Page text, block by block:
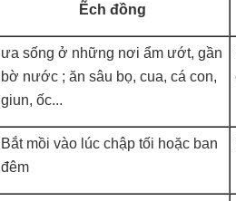
Ẽch đồng
ưa sống ở những nơi ẩm ướt, gần
bờ nước ; ăn sâu bọ, cua, cá con,
giun, ốc...
Bắt mồi vào lúc chập tối hoặc ban
đêm